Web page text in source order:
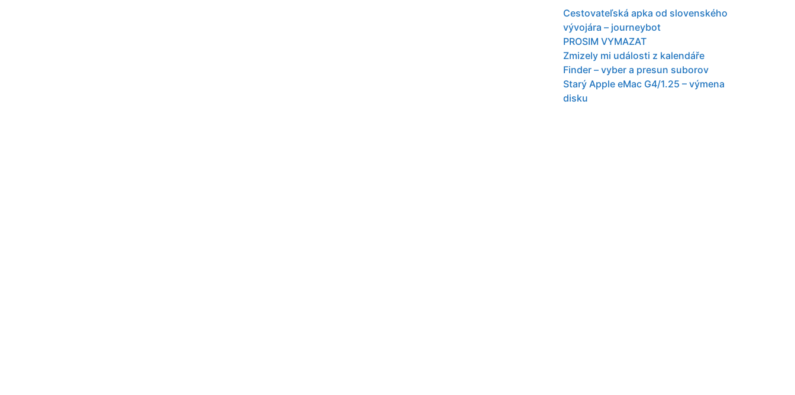
Cestovateľská apka od slovenského
vývojára – journeybot
PROSIM VYMAZAT
Zmizely mi události z kalendáře
Finder – vyber a presun suborov
Starý Apple eMac G4/1.25 – výmena
disku